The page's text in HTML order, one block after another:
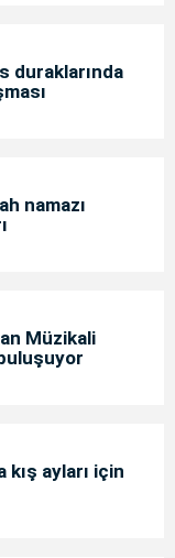
duraklarında
namazı
Müzikali
kış ayları için